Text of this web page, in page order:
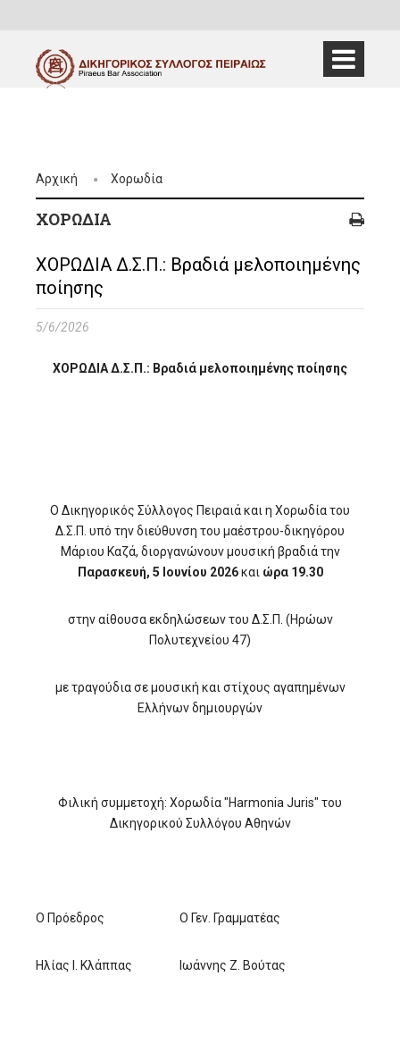
Αρχική Χορωδία
ΧΟΡΩΔΊΑ
ΧΟΡΩΔΙΑ Δ.Σ.Π.: Βραδιά μελοποιημένης
ποίησης
5/6/2026
ΧΟΡΩΔΙΑ Δ.Σ.Π.: Βραδιά μελοποιημένης ποίησης
Ο Δικηγορικός Σύλλογος Πειραιά και η Χορωδία του
Δ.Σ.Π. υπό την διεύθυνση του μαέστρου-δικηγόρου
Μάριου Καζά, διοργανώνουν μουσική βραδιά την
Παρασκευή, 5 Ιουνίου 2026και ώρα 19.30
στην αίθουσα εκδηλώσεων του Δ.Σ.Π. (Ηρώων
Πολυτεχνείου 47)
με τραγούδια σε μουσική και στίχους αγαπημένων
Ελλήνων δημιουργών
Φιλική συμμετοχή: Χορωδία "Harmonia Juris" του
Δικηγορικού Συλλόγου Αθηνών
Ο Πρόεδρος O Γεν. Γραμματέας
Ηλίας Ι. Κλάππας Ιωάννης Ζ. Βούτας